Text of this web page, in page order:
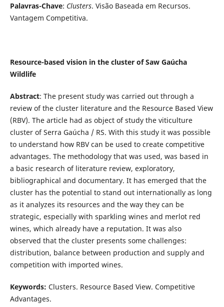
Palavras-Chave: Clusters. Visão Baseada em Recursos.
Vantagem Competitiva.
Resource-based vision in the cluster of Saw Gaúcha
Wildlife
Abstract: The present study was carried out through a
review of the cluster literature and the Resource Based View
(RBV). The article had as object of study the viticulture
cluster of Serra Gaúcha / RS. With this study it was possible
to understand how RBV can be used to create competitive
advantages. The methodology that was used, was based in
a basic research of literature review, exploratory,
bibliographical and documentary. It has emerged that the
cluster has the potential to stand out internationally as long
as it analyzes its resources and the way they can be
strategic, especially with sparkling wines and merlot red
wines, which already have a reputation. It was also
observed that the cluster presents some challenges:
distribution, balance between production and supply and
competition with imported wines.
Keywords: Clusters. Resource Based View. Competitive
Advantages.